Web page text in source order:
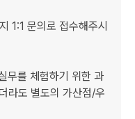
1:1 문의로 접수해주시
무를 체험하기 위한 과
라도 별도의 가산점/우